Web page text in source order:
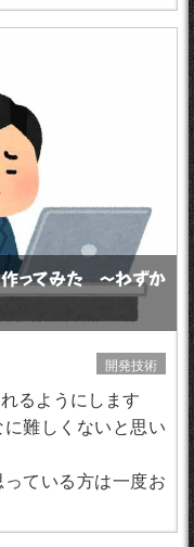
ってみた 〜わずか
開発技術
るようにします
難しくないと思い
ている方は一度お